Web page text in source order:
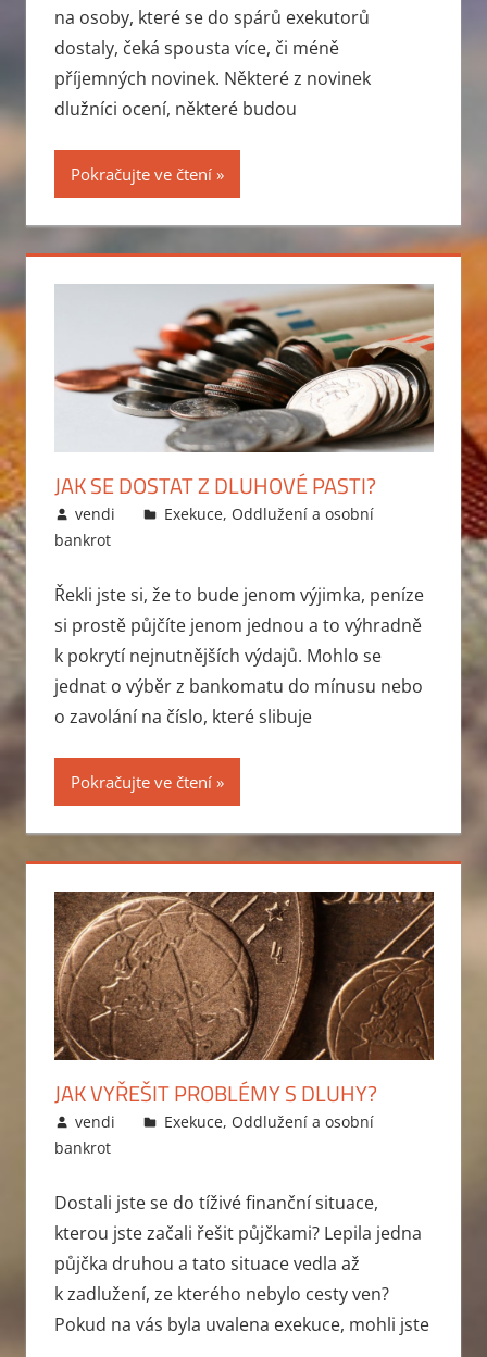
na osoby, které se do spárů exekutorů
dostaly, čeká spousta více, či méně
příjemných novinek. Některé z novinek
dlužníci ocení, některé budou
Pokračujte ve čtení
JAK SE DOSTAT Z DLUHOVÉ PASTI?
5.1.2013
vendi Exekuce, Oddlužení a osobní
bankrot
Řekli jste si, že to bude jenom výjimka, peníze
si prostě půjčíte jenom jednou a to výhradně
k pokrytí nejnutnějších výdajů. Mohlo se
jednat o výběr z bankomatu do mínusu nebo
o zavolání na číslo, které slibuje
Pokračujte ve čtení
JAK VYŘEŠIT PROBLÉMY S DLUHY?
15.10.2012
vendi Exekuce, Oddlužení a osobní
bankrot
Dostali jste se do tíživé finanční situace,
kterou jste začali řešit půjčkami? Lepila jedna
půjčka druhou a tato situace vedla až
k zadlužení, ze kterého nebylo cesty ven?
Pokud na vás byla uvalena exekuce, mohli jste